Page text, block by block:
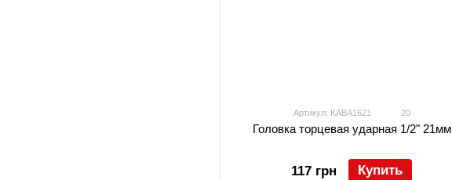
Артикул: KABA1621 20
Головка торцевая ударная 1/2" 21мм
117 грн Купить